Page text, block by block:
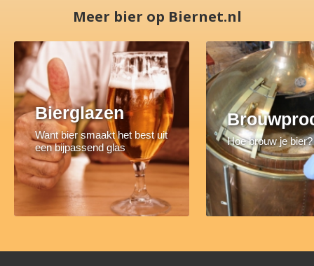
Meer bier op Biernet.nl
Bierglazen
Want bier smaakt het best uit
een bijpassend glas
Hoe brouw je bier?